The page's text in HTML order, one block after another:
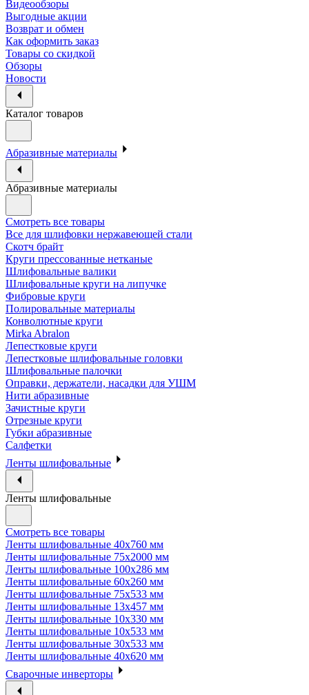
Видеообзоры
Выгодные акции
Возврат и обмен
Как оформить заказ
Товары со скидкой
Обзоры
Новости
Каталог товаров
Абразивные материалы
Абразивные материалы
Смотреть все товары
Все для шлифовки нержавеющей стали
Скотч брайт
Круги прессованные нетканые
Шлифовальные валики
Шлифовальные круги на липучке
Фибровые круги
Полировальные материалы
Конволютные круги
Mirka Abralon
Лепестковые круги
Лепестковые шлифовальные головки
Шлифовальные палочки
Оправки, держатели, насадки для УШМ
Нити абразивные
Зачистные круги
Отрезные круги
Губки абразивные
Салфетки
Ленты шлифовальные
Ленты шлифовальные
Смотреть все товары
Ленты шлифовальные 40х760 мм
Ленты шлифовальные 75х2000 мм
Ленты шлифовальные 100х286 мм
Ленты шлифовальные 60х260 мм
Ленты шлифовальные 75х533 мм
Ленты шлифовальные 13х457 мм
Ленты шлифовальные 10х330 мм
Ленты шлифовальные 10х533 мм
Ленты шлифовальные 30х533 мм
Ленты шлифовальные 40х620 мм
Сварочные инверторы